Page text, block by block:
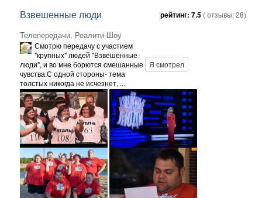
Взвешенные люди
Телепередачи. Реалити-Шоу
рейтинг: 7.5 ( отзывы:28)
Смотрю передачу с участием
"крупных" людей "Взвешенные
люди", и во мне борются смешанные
чувства.С одной стороны- тема
толстых никогда не исчезнет, ...
Я смотрел